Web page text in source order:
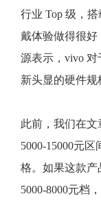
行业 Top 级，
戴体验做得很
源表示，vivo 对
新头显的硬件规
此前，我们在文
5000-15000元
格。如果这款产
5000-8000元档